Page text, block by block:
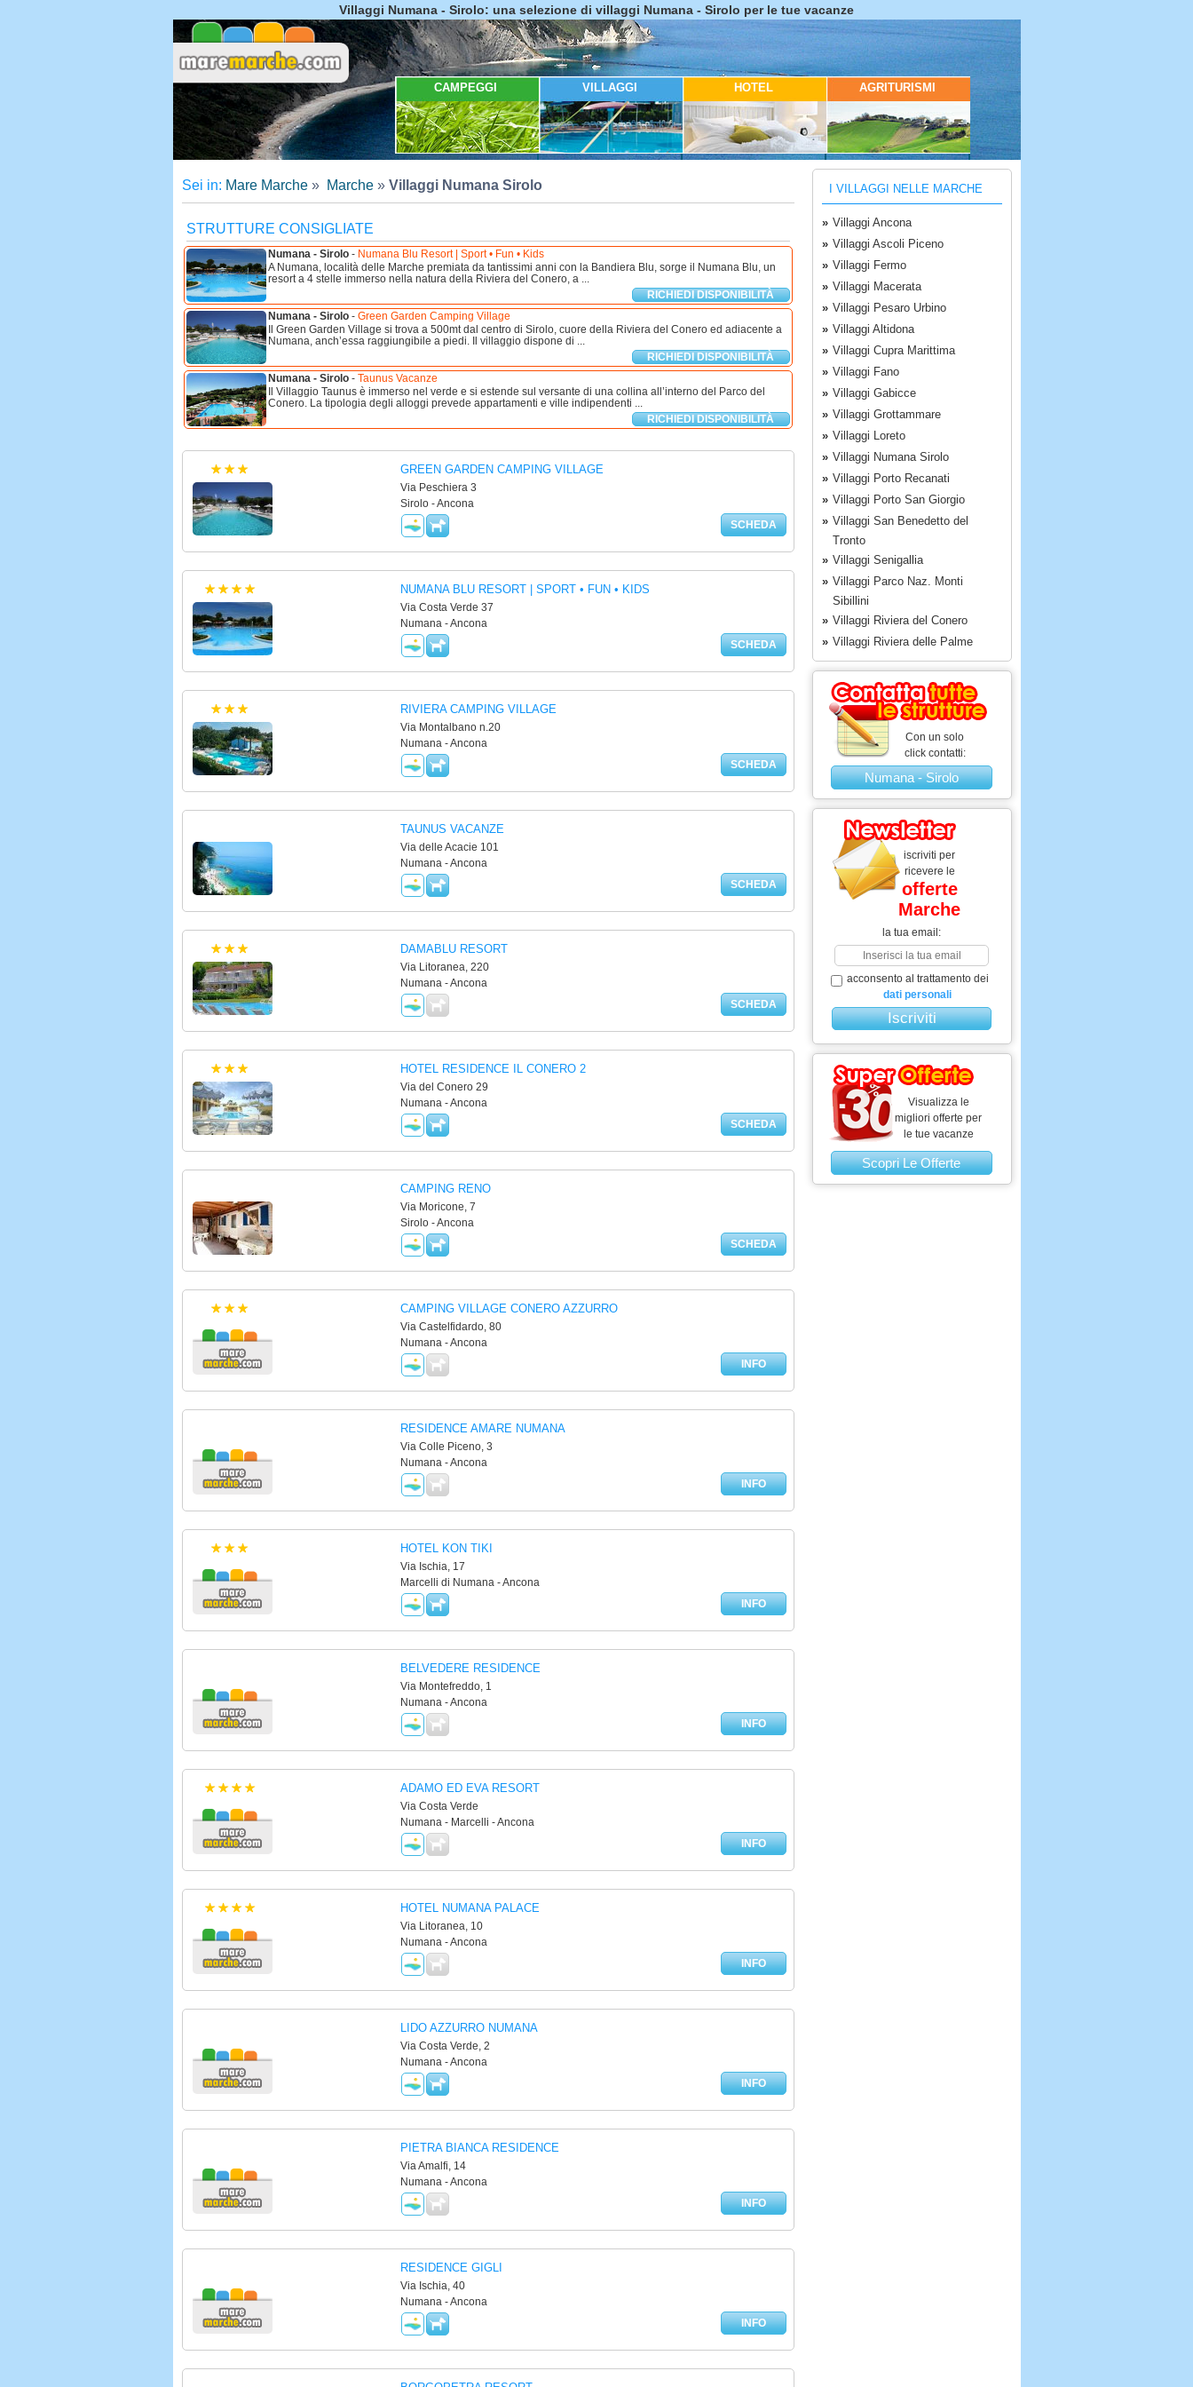
Villaggi Numana - Sirolo: una selezione di villaggi Numana - Sirolo per le tue vacanze
CAMPEGGI VILLAGGI HOTEL AGRITURISMI
Sei in: Mare Marche» Marche» Villaggi Numana Sirolo
STRUTTURE CONSIGLIATE
Numana - Sirolo- Numana Blu Resort | Sport • Fun • Kids
A Numana, località delle Marche premiata da tantissimi anni con la Bandiera Blu, sorge il Numana Blu, un
resort a 4 stelle immerso nella natura della Riviera del Conero, a ...
RICHIEDI DISPONIBILITÀ
Numana - Sirolo- Green Garden Camping Village
Il Green Garden Village si trova a 500mt dal centro di Sirolo, cuore della Riviera del Conero ed adiacente a
Numana, anch’essa raggiungibile a piedi. Il villaggio dispone di ...
RICHIEDI DISPONIBILITÀ
Numana - Sirolo- Taunus Vacanze
Il Villaggio Taunus è immerso nel verde e si estende sul versante di una collina all’interno del Parco del
Conero. La tipologia degli alloggi prevede appartamenti e ville indipendenti ...
RICHIEDI DISPONIBILITÀ
GREEN GARDEN CAMPING VILLAGE
Via Peschiera 3
Sirolo - Ancona
SCHEDA
NUMANA BLU RESORT | SPORT • FUN • KIDS
Via Costa Verde 37
Numana - Ancona
SCHEDA
RIVIERA CAMPING VILLAGE
Via Montalbano n.20
Numana - Ancona
SCHEDA
TAUNUS VACANZE
Via delle Acacie 101
Numana - Ancona
SCHEDA
DAMABLU RESORT
Via Litoranea, 220
Numana - Ancona
SCHEDA
HOTEL RESIDENCE IL CONERO 2
Via del Conero 29
Numana - Ancona
SCHEDA
CAMPING RENO
Via Moricone, 7
Sirolo - Ancona
SCHEDA
CAMPING VILLAGE CONERO AZZURRO
Via Castelfidardo, 80
Numana - Ancona
INFO
RESIDENCE AMARE NUMANA
Via Colle Piceno, 3
Numana - Ancona
INFO
HOTEL KON TIKI
Via Ischia, 17
Marcelli di Numana - Ancona
INFO
BELVEDERE RESIDENCE
Via Montefreddo, 1
Numana - Ancona
INFO
ADAMO ED EVA RESORT
Via Costa Verde
Numana - Marcelli - Ancona
INFO
HOTEL NUMANA PALACE
Via Litoranea, 10
Numana - Ancona
INFO
LIDO AZZURRO NUMANA
Via Costa Verde, 2
Numana - Ancona
INFO
PIETRA BIANCA RESIDENCE
Via Amalfi, 14
Numana - Ancona
INFO
RESIDENCE GIGLI
Via Ischia, 40
Numana - Ancona
INFO
I VILLAGGI NELLE MARCHE
» Villaggi Ancona
» Villaggi Ascoli Piceno
» Villaggi Fermo
» Villaggi Macerata
» Villaggi Pesaro Urbino
» Villaggi Altidona
» Villaggi Cupra Marittima
» Villaggi Fano
» Villaggi Gabicce
» Villaggi Grottammare
» Villaggi Loreto
» Villaggi Numana Sirolo
» Villaggi Porto Recanati
» Villaggi Porto San Giorgio
» Villaggi San Benedetto del
Tronto
» Villaggi Senigallia
» Villaggi Parco Naz. Monti
Sibillini
» Villaggi Riviera del Conero
» Villaggi Riviera delle Palme
Con un solo
click contatti:
Numana - Sirolo
iscriviti per
ricevere le
offerte
Marche
la tua email:
acconsento al trattamento dei
dati personali
Visualizza le
migliori offerte per
le tue vacanze
Scopri Le Offerte